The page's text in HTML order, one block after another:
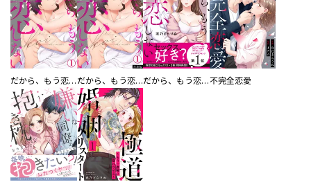
だから、もう恋しない だから、もう恋しない【合本版】 だから、もう恋しない【コミックス版】不完全恋愛